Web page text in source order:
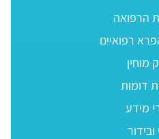
הרפואה
רפואיים
מוחין
דומות
מידע